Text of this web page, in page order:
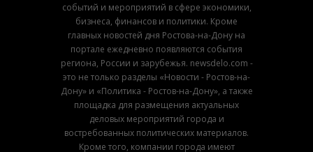
событий и мероприятий в сфере экономики,
бизнеса, финансов и политики. Кроме
главных новостей дня Ростова-на-Дону на
портале ежедневно появляются события
региона, России и зарубежья. newsdelo.com -
это не только разделы «Новости - Ростов-на-
Дону» и «Политика - Ростов-на-Дону», а также
площадка для размещения актуальных
деловых мероприятий города и
востребованных политических материалов.
Кроме того, компании города имеют